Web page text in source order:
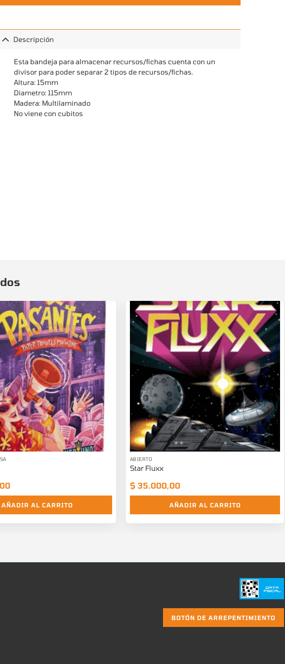
Descripción
Esta bandeja para almacenar recursos/fichas cuenta con un
divisor para poder separar 2 tipos de recursos/fichas.
Altura: 15mm
Diametro: 115mm
Madera: Multilaminado
No viene con cubitos
AÑADIR AL CARRITO
ABIERTO
Star Fluxx
$35.000,00
AÑADIR AL CARRITO
BOTÓN DE ARREPENTIMIENTO